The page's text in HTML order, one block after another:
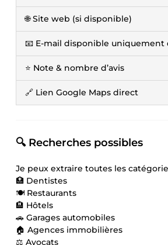
🌐 Site web (si disponible)
📧 E-mail disponible
⭐ Note & nombre d’avis
🔗 Lien Google Maps direct
🔍 Recherches possibles
Je peux extraire toutes les
🏥 Dentistes
🍽️ Restaurants
🏨 Hôtels
🚗 Garages automobiles
🏠 Agences immobilières
⚖️ Avocats